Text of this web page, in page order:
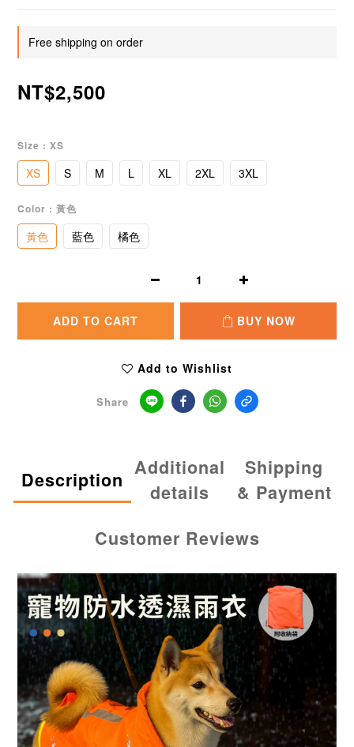
Free shipping on order
NT$2,500
Size : XS
XS S M L XL 2XL 3XL
Color : 黃色
黃色 藍色 橘色
ADD TO CART BUY NOW
Add to Wishlist
Share
Description
Additional
details
Shipping
& Payment
Customer Reviews